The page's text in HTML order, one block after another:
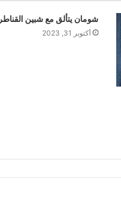
شومان يتألق مع شبين القناطر ٢٠٠٣
أكتوبر 31, 2023